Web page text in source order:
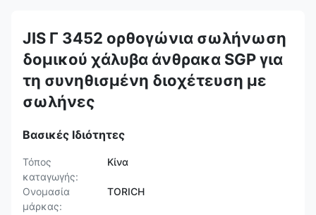
JIS Γ 3452 ορθογώνια σωλήνωση
δομικού χάλυβα άνθρακα SGP για
τη συνηθισμένη διοχέτευση με
σωλήνες
Βασικές Ιδιότητες
Τόπος
καταγωγής:
Κίνα
Ονομασία
μάρκας:
TORICH